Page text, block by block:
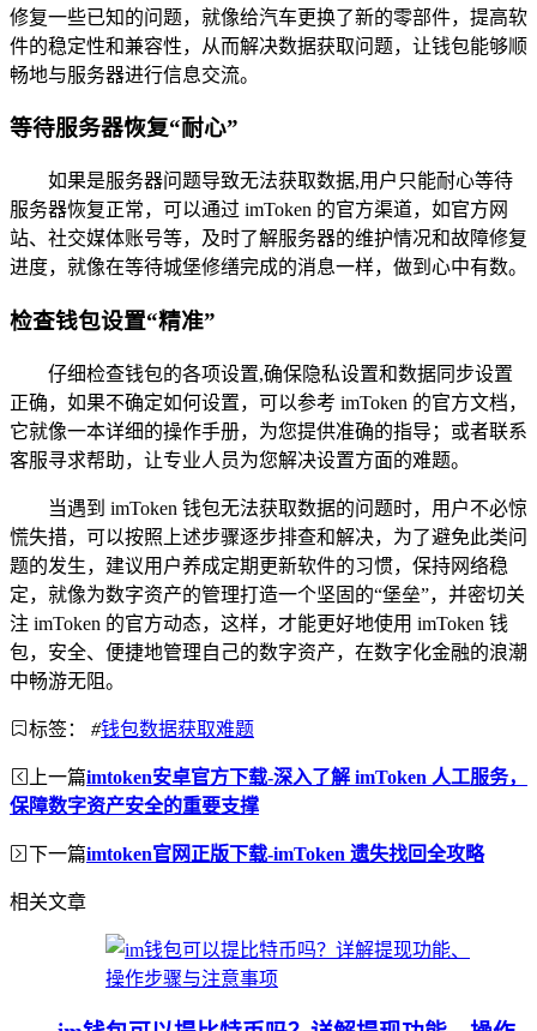
修复一些已知的问题，就像给汽车更换了新的零部件，提高软
件的稳定性和兼容性，从而解决数据获取问题，让钱包能够顺
畅地与服务器进行信息交流。
等待服务器恢复“耐心”
如果是服务器问题导致无法获取数据,用户只能耐心等待
服务器恢复正常，可以通过 imToken 的官方渠道，如官方网
站、社交媒体账号等，及时了解服务器的维护情况和故障修复
进度，就像在等待城堡修缮完成的消息一样，做到心中有数。
检查钱包设置“精准”
仔细检查钱包的各项设置,确保隐私设置和数据同步设置
正确，如果不确定如何设置，可以参考 imToken 的官方文档，
它就像一本详细的操作手册，为您提供准确的指导；或者联系
客服寻求帮助，让专业人员为您解决设置方面的难题。
当遇到 imToken 钱包无法获取数据的问题时，用户不必惊
慌失措，可以按照上述步骤逐步排查和解决，为了避免此类问
题的发生，建议用户养成定期更新软件的习惯，保持网络稳
定，就像为数字资产的管理打造一个坚固的“堡垒”，并密切关
注 imToken 的官方动态，这样，才能更好地使用 imToken 钱
包，安全、便捷地管理自己的数字资产，在数字化金融的浪潮
中畅游无阻。
标签： #钱包数据获取难题
上一篇imtoken安卓官方下载-深入了解 imToken 人工服务，
保障数字资产安全的重要支撑
下一篇imtoken官网正版下载-imToken 遗失找回全攻略
相关文章